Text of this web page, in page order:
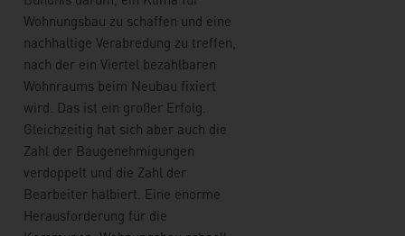
Wohnungsbau zu schaffen und eine
nachhaltige Verabredung zu treffen,
nach der ein Viertel bezahlbaren
Wohnraums beim Neubau fixiert
wird. Das ist ein großer Erfolg.
Gleichzeitig hat sich aber auch die
Zahl der Baugenehmigungen
verdoppelt und die Zahl der
Bearbeiter halbiert. Eine enorme
Herausforderung für die